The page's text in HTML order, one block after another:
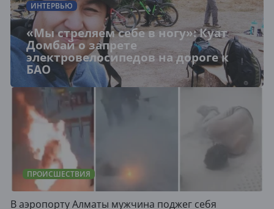
ИНТЕРВЬЮ
«Мы стреляем себе в ногу»: Куат
Домбай о запрете
электровелосипедов на дороге к
БАО
ПРОИСШЕСТВИЯ
В аэропорту Алматы мужчина поджег себя